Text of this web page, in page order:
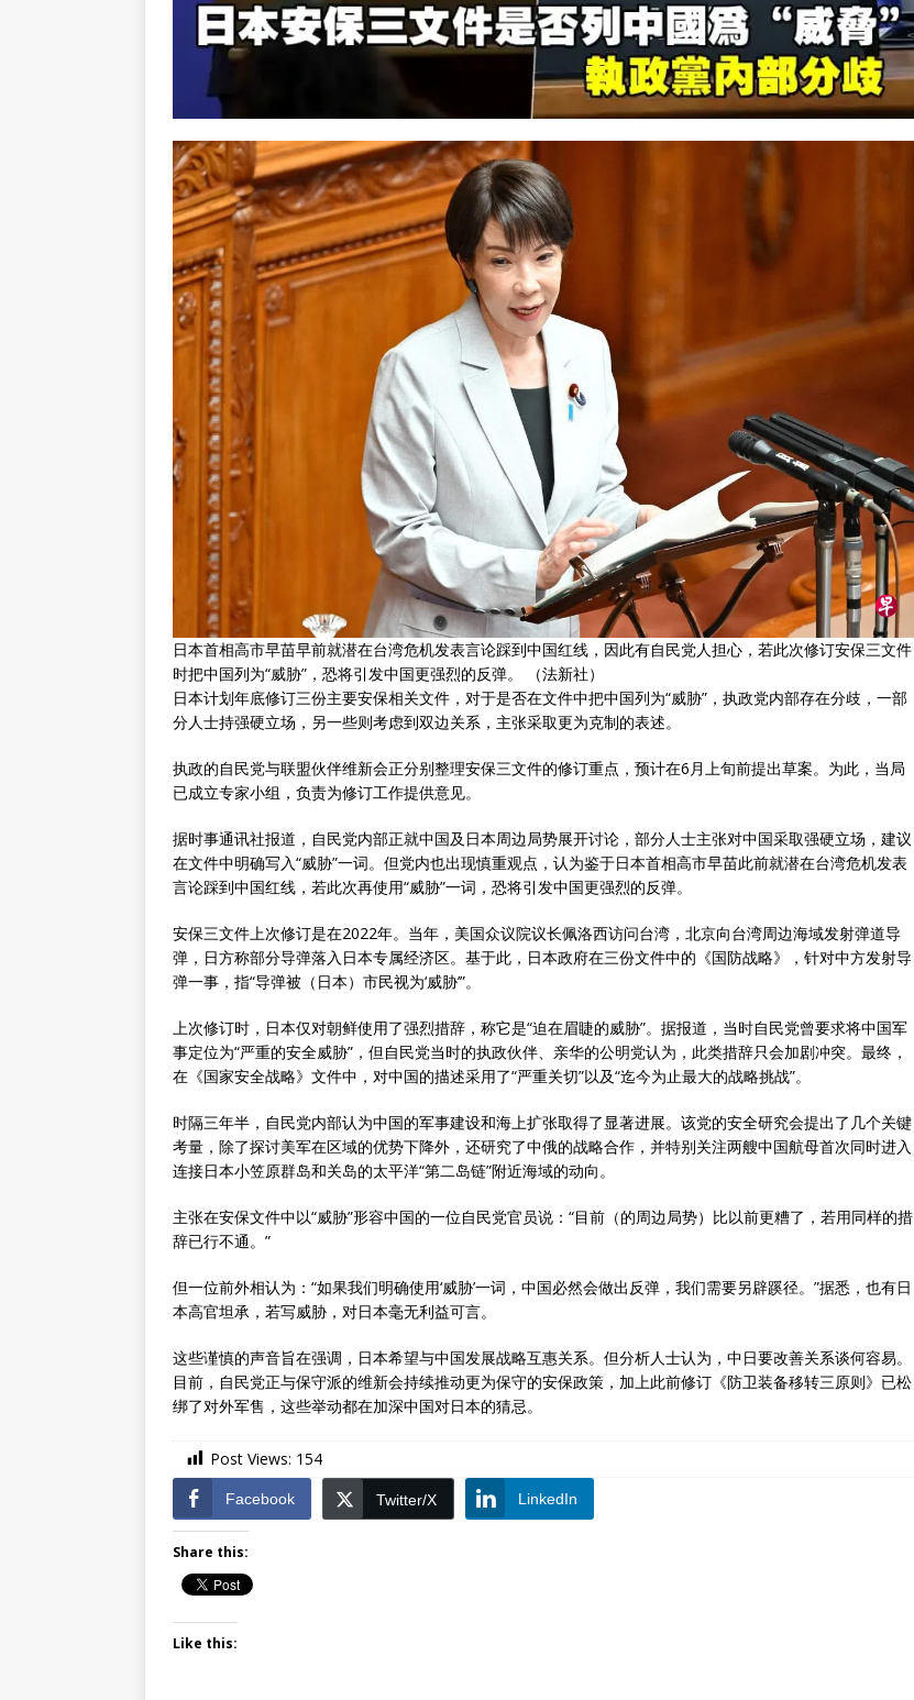
日本首相高市早苗早前就潜在台湾危机发表言论踩到中国红线，因此有自民党人担心，若此次修订安保三文件
时把中国列为“威胁”，恐将引发中国更强烈的反弹。 （法新社）
日本计划年底修订三份主要安保相关文件，对于是否在文件中把中国列为“威胁”，执政党内部存在分歧，一部
分人士持强硬立场，另一些则考虑到双边关系，主张采取更为克制的表述。
执政的自民党与联盟伙伴维新会正分别整理安保三文件的修订重点，预计在6月上旬前提出草案。为此，当局
已成立专家小组，负责为修订工作提供意见。
据时事通讯社报道，自民党内部正就中国及日本周边局势展开讨论，部分人士主张对中国采取强硬立场，建议
在文件中明确写入“威胁”一词。但党内也出现慎重观点，认为鉴于日本首相高市早苗此前就潜在台湾危机发表
言论踩到中国红线，若此次再使用“威胁”一词，恐将引发中国更强烈的反弹。
安保三文件上次修订是在2022年。当年，美国众议院议长佩洛西访问台湾，北京向台湾周边海域发射弹道导
弹，日方称部分导弹落入日本专属经济区。基于此，日本政府在三份文件中的《国防战略》，针对中方发射导
弹一事，指“导弹被（日本）市民视为‘威胁’”。
上次修订时，日本仅对朝鲜使用了强烈措辞，称它是“迫在眉睫的威胁”。据报道，当时自民党曾要求将中国军
事定位为“严重的安全威胁”，但自民党当时的执政伙伴、亲华的公明党认为，此类措辞只会加剧冲突。最终，
在《国家安全战略》文件中，对中国的描述采用了“严重关切”以及“迄今为止最大的战略挑战”。
时隔三年半，自民党内部认为中国的军事建设和海上扩张取得了显著进展。该党的安全研究会提出了几个关键
考量，除了探讨美军在区域的优势下降外，还研究了中俄的战略合作，并特别关注两艘中国航母首次同时进入
连接日本小笠原群岛和关岛的太平洋“第二岛链”附近海域的动向。
主张在安保文件中以“威胁”形容中国的一位自民党官员说：“目前（的周边局势）比以前更糟了，若用同样的措
辞已行不通。”
但一位前外相认为：“如果我们明确使用‘威胁’一词，中国必然会做出反弹，我们需要另辟蹊径。”据悉，也有日
本高官坦承，若写威胁，对日本毫无利益可言。
这些谨慎的声音旨在强调，日本希望与中国发展战略互惠关系。但分析人士认为，中日要改善关系谈何容易。
目前，自民党正与保守派的维新会持续推动更为保守的安保政策，加上此前修订《防卫装备移转三原则》已松
绑了对外军售，这些举动都在加深中国对日本的猜忌。
Post Views: 154
Facebook Twitter/X LinkedIn
Share this:
Like this: